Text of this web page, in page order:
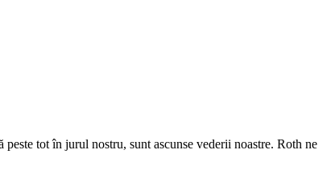
tot în jurul nostru, sunt ascunse vederii noastre. Roth ne